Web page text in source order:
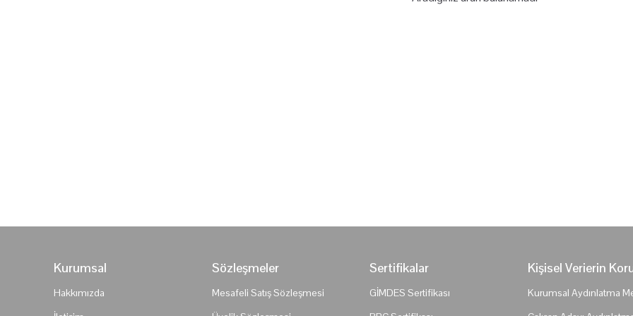
Kurumsal
Hakkımızda
Sözleşmeler
Mesafeli Satış Sözleşmesi
Sertifikalar
GİMDES Sertifikası
Kişisel Verierin
Kurumsal Aydınlatma